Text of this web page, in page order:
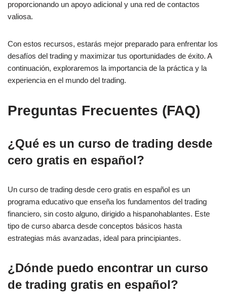
proporcionando un apoyo adicional y una red de contactos
valiosa.
Con estos recursos, estarás mejor preparado para enfrentar los
desafíos del trading y maximizar tus oportunidades de éxito. A
continuación, exploraremos la importancia de la práctica y la
experiencia en el mundo del trading.
Preguntas Frecuentes (FAQ)
¿Qué es un curso de trading desde
cero gratis en español?
Un curso de trading desde cero gratis en español es un
programa educativo que enseña los fundamentos del trading
financiero, sin costo alguno, dirigido a hispanohablantes. Este
tipo de curso abarca desde conceptos básicos hasta
estrategias más avanzadas, ideal para principiantes.
¿Dónde puedo encontrar un curso
de trading gratis en español?